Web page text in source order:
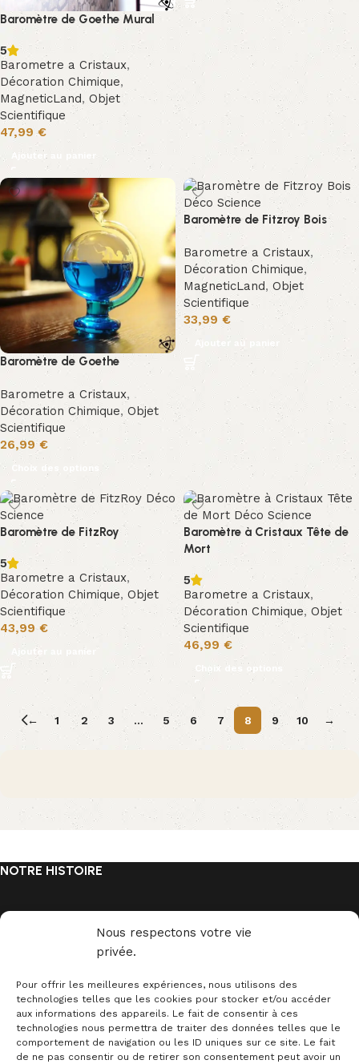
Nous respectons votre vie
privée.
Pour offrir les meilleures expériences, nous utilisons des
technologies telles que les cookies pour stocker et/ou accéder
aux informations des appareils. Le fait de consentir à ces
technologies nous permettra de traiter des données telles que le
comportement de navigation ou les ID uniques sur ce site. Le fait
de ne pas consentir ou de retirer son consentement peut avoir un
Baromètre de Goethe Mural
5
Barometre a Cristaux,
Décoration Chimique,
MagneticLand, Objet
Scientifique
47,99€
Ajouter au panier
Baromètre de Goethe
Barometre a Cristaux,
Décoration Chimique, Objet
Scientifique
26,99€
Choix des options
Baromètre de Fitzroy Bois
Barometre a Cristaux,
Décoration Chimique,
MagneticLand, Objet
Scientifique
33,99 €
Ajouter au panier
Baromètre de FitzRoy
5
Barometre a Cristaux,
Décoration Chimique, Objet
Scientifique
43,99 €
Ajouter au panier
Baromètre à Cristaux Tête de
Mort
5
Barometre a Cristaux,
Décoration Chimique, Objet
Scientifique
46,99 €
Choix des options
← 1 2 3 … 5 6 7 8 9 10 →
NOTRE HISTOIRE
Depuis 2015, la marque Déco Science est à l'écoute de ses
à laquelle des milliers de passionnés décorent leur intérieur.